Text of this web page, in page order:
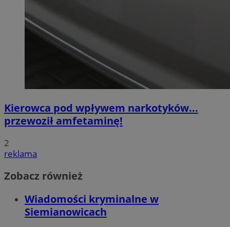
Kierowca pod wpływem narkotyków...
przewoził amfetaminę!
2
reklama
Zobacz również
Wiadomości kryminalne w
Siemianowicach